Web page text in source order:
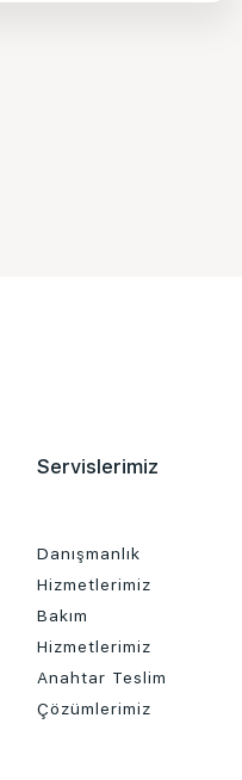
Servislerimiz
Danışmanlık
Hizmetlerimiz
Bakım
Hizmetlerimiz
Anahtar Teslim
Çözümlerimiz